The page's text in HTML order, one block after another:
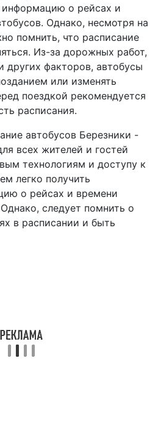
информацию о рейсах и
Однако, несмотря на
помнить, что расписание
Из-за дорожных работ,
других факторов, автобусы
или изменять
поездкой рекомендуется
расписания.
автобусов Березники -
всех жителей и гостей
технологиям и доступу к
легко получить
о рейсах и времени
следует помнить о
в расписании и быть